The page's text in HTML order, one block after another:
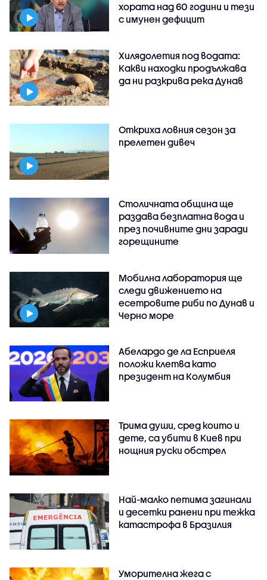
хората над 60 години и тези
с имунен дефицит
Хилядолетия под водата:
Какви находки продължава
да ни разкрива река Дунав
Откриха ловния сезон за
прелетен дивеч
Столичната община ще
раздава безплатна вода и
през почивните дни заради
горещините
Мобилна лаборатория ще
следи движението на
есетровите риби по Дунав и
Черно море
Абелардо де ла Есприеля
положи клетва като
президент на Колумбия
Трима души, сред които и
дете, са убити в Киев при
нощния руски обстрел
Най-малко петима загинали
и десетки ранени при тежка
катастрофа в Бразилия
Уморителна жега с